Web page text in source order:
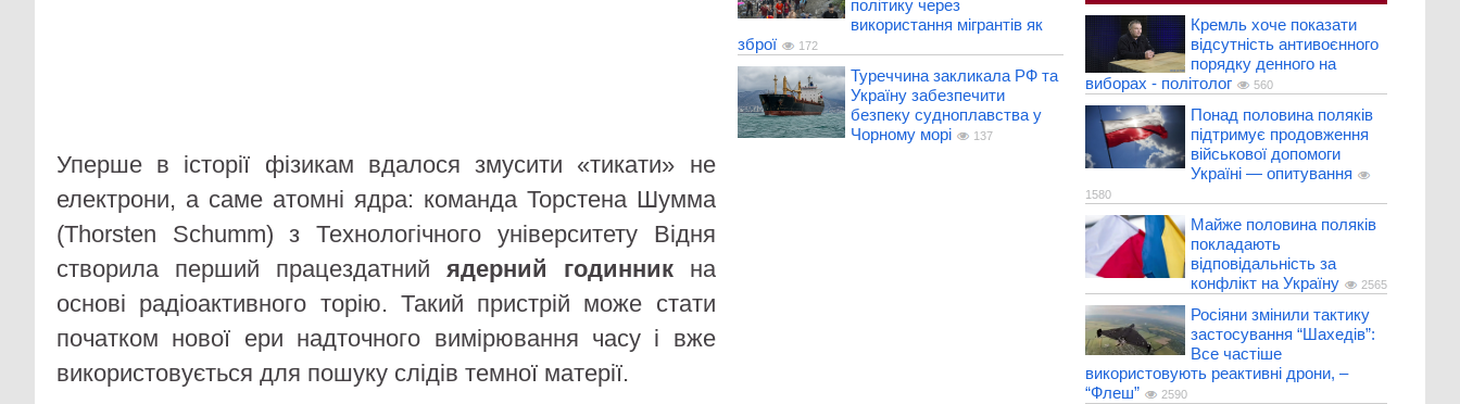
Уперше в історії фізикам вдалося змусити «тикати» не
електрони, а саме атомні ядра: команда Торстена Шумма
(Thorsten Schumm) з Технологічного університету Відня
створила перший працездатний ядерний годинникна
основі радіоактивного торію. Такий пристрій може стати
початком нової ери надточного вимірювання часу і вже
використовується для пошуку слідів темної матерії.
політику через
використання мігрантів як
зброї
172
Туреччина закликала РФ та
Україну забезпечити
безпеку судноплавства у
Чорному морі
137
Кремль хоче показати
відсутність антивоєнного
порядку денного на
виборах - політолог
560
Понад половина поляків
підтримує продовження
військової допомоги
Україні — опитування
1580
Майже половина поляків
покладають
відповідальність за
конфлікт на Україну
2565
Росіяни змінили тактику
застосування “Шахедів”:
Все частіше
використовують реактивні дрони, –
“Флеш”
2590